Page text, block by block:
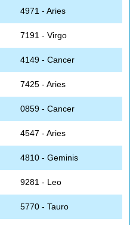
4971 - Aries
7191 - Virgo
4149 - Cancer
7425 - Aries
0859 - Cancer
4547 - Aries
4810 - Geminis
9281 - Leo
5770 - Tauro